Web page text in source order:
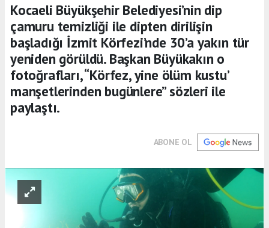
Kocaeli Büyükşehir Belediyesi’nin dip
çamuru temizliği ile dipten dirilişin
başladığı İzmit Körfezi’nde 30’a yakın tür
yeniden görüldü. Başkan Büyükakın o
fotoğrafları, “Körfez, yine ölüm kustu’
manşetlerinden bugünlere” sözleri ile
paylaştı.
ABONE OL